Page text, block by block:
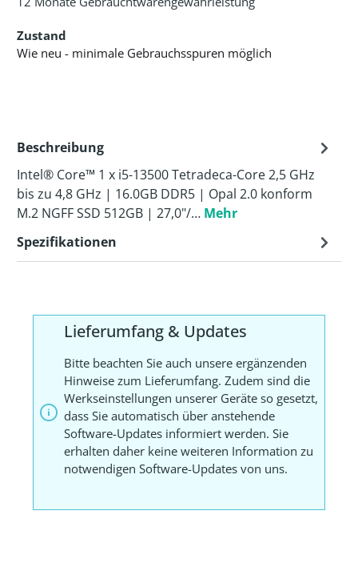
Zustand
Wie neu - minimale Gebrauchsspuren möglich
Beschreibung
Intel® Core™ 1 x i5-13500 Tetradeca-Core 2,5 GHz
bis zu 4,8 GHz | 16.0GB DDR5 | Opal 2.0 konform
M.2 NGFF SSD 512GB | 27,0"/… Mehr
Spezifikationen
Lieferumfang & Updates
Bitte beachten Sie auch unsere ergänzenden
Hinweise zum Lieferumfang. Zudem sind die
Werkseinstellungen unserer Geräte so gesetzt,
dass Sie automatisch über anstehende
Software-Updates informiert werden. Sie
erhalten daher keine weiteren Information zu
notwendigen Software-Updates von uns.